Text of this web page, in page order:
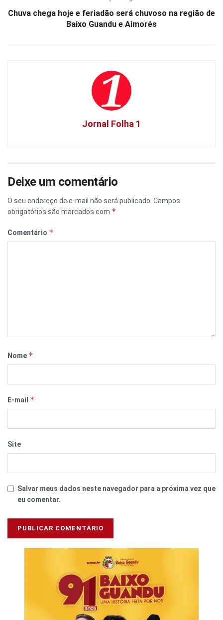
Chuva chega hoje e feriadão será chuvoso na região de
Baixo Guandu e Aimorés
Jornal Folha 1
Deixe um comentário
O seu endereço de e-mail não será publicado. Campos
obrigatórios são marcados com *
Comentário *
Nome *
E-mail *
Site
Salvar meus dados neste navegador para a próxima vez que
eu comentar.